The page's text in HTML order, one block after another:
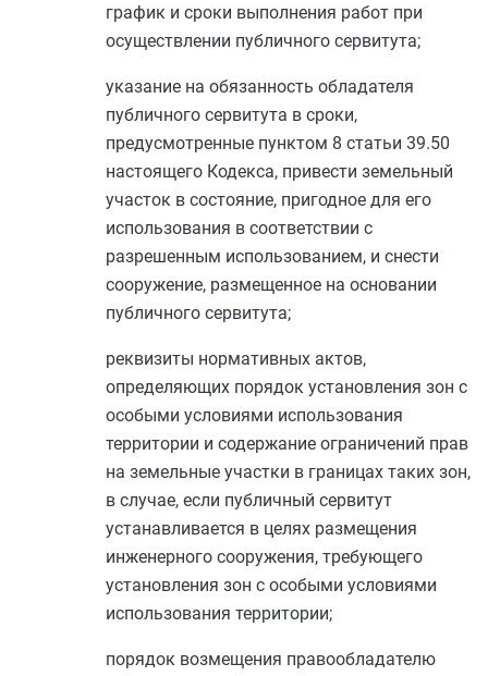
график и сроки выполнения работ при
осуществлении публичного сервитута;
указание на обязанность обладателя
публичного сервитута в сроки,
предусмотренные пунктом 8 статьи 39.50
настоящего Кодекса, привести земельный
участок в состояние, пригодное для его
использования в соответствии с
разрешенным использованием, и снести
сооружение, размещенное на основании
публичного сервитута;
реквизиты нормативных актов,
определяющих порядок установления зон с
особыми условиями использования
территории и содержание ограничений прав
на земельные участки в границах таких зон,
в случае, если публичный сервитут
устанавливается в целях размещения
инженерного сооружения, требующего
установления зон с особыми условиями
использования территории;
порядок возмещения правообладателю